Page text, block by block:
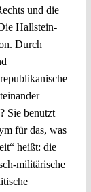
und die
Hallstein-
Durch
Sie benutzt
für das, was
heißt: die
militärische